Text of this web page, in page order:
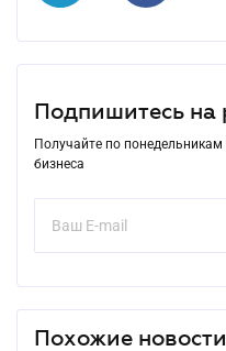
Подпишитесь на
Получайте по
бизнеса
Похожие новости